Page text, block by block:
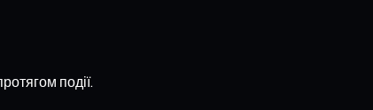
події.